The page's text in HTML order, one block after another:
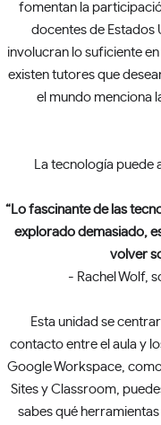
fomentan la
docentes de Estados
involucran lo suficiente
existen tutores que
el mundo menciona
La tecnología puede
“Lo fascinante de las
explorado demasiado,
volver
- Rachel Wolf,
Esta unidad se
contacto entre el aula y
Google Workspace,
Sites y Classroom,
sabes qué